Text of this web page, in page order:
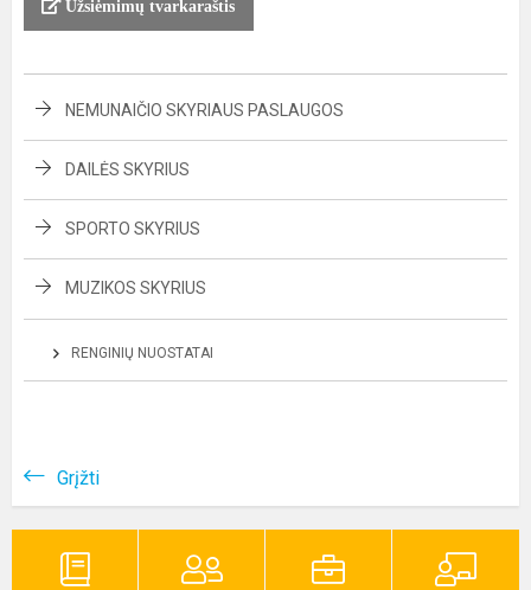
Užsiėmimų tvarkaraštis
NEMUNAIČIO SKYRIAUS PASLAUGOS
DAILĖS SKYRIUS
SPORTO SKYRIUS
MUZIKOS SKYRIUS
RENGINIŲ NUOSTATAI
Grįžti